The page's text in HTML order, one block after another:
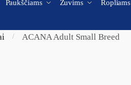
Paukščiams Žuvims Ropliams
/ ACANA Adult Small Breed